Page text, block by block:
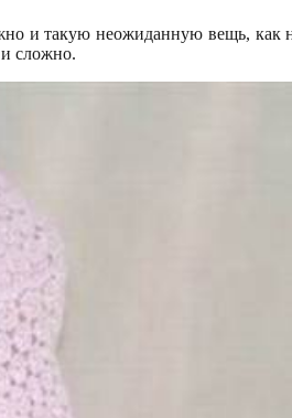
и такую неожиданную вещь,
и сложно.